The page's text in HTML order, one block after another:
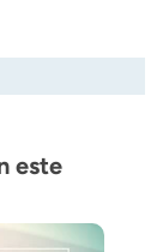
este